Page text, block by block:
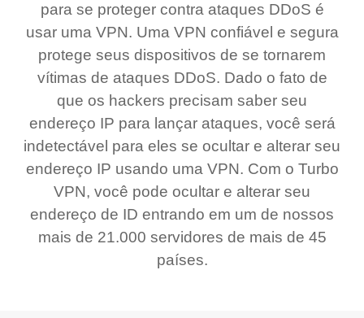
para se proteger contra ataques DDoS é
usar uma VPN. Uma VPN confiável e segura
protege seus dispositivos de se tornarem
vítimas de ataques DDoS. Dado o fato de
que os hackers precisam saber seu
endereço IP para lançar ataques, você será
indetectável para eles se ocultar e alterar seu
endereço IP usando uma VPN. Com o Turbo
VPN, você pode ocultar e alterar seu
endereço de ID entrando em um de nossos
mais de 21.000 servidores de mais de 45
países.